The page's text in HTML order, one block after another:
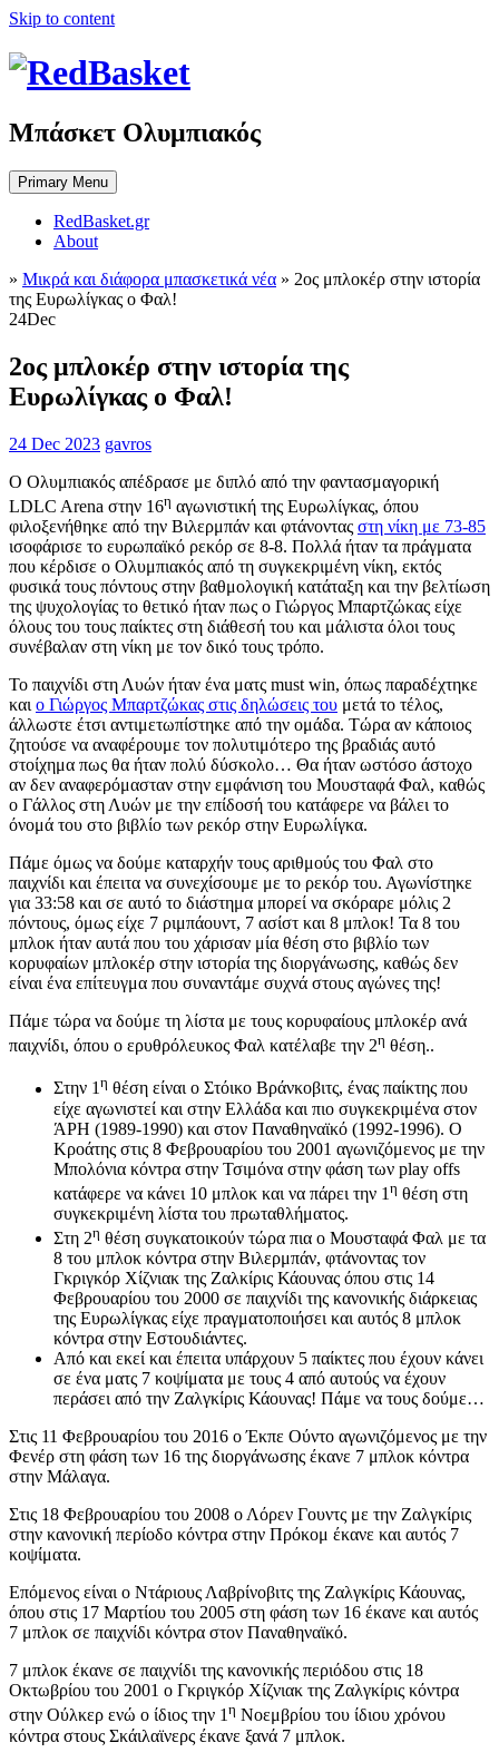
Skip to content
Μπάσκετ Ολυμπιακός
Primary Menu
RedBasket.gr
About
» Μικρά και διάφορα μπασκετικά νέα » 2ος μπλοκέρ στην ιστορία
της Ευρωλίγκας ο Φαλ!
24Dec
2ος μπλοκέρ στην ιστορία της
Ευρωλίγκας ο Φαλ!
24 Dec 2023 gavros
Ο Ολυμπιακός απέδρασε με διπλό από την φαντασμαγορική
LDLC Arena στην 16η αγωνιστική της Ευρωλίγκας, όπου
φιλοξενήθηκε από την Βιλερμπάν και φτάνοντας στη νίκη με 73-85
ισοφάρισε το ευρωπαϊκό ρεκόρ σε 8-8. Πολλά ήταν τα πράγματα
που κέρδισε ο Ολυμπιακός από τη συγκεκριμένη νίκη, εκτός
φυσικά τους πόντους στην βαθμολογική κατάταξη και την βελτίωση
της ψυχολογίας το θετικό ήταν πως ο Γιώργος Μπαρτζώκας είχε
όλους του τους παίκτες στη διάθεσή του και μάλιστα όλοι τους
συνέβαλαν στη νίκη με τον δικό τους τρόπο.
Το παιχνίδι στη Λυών ήταν ένα ματς must win, όπως παραδέχτηκε
και ο Γιώργος Μπαρτζώκας στις δηλώσεις του μετά το τέλος,
άλλωστε έτσι αντιμετωπίστηκε από την ομάδα. Τώρα αν κάποιος
ζητούσε να αναφέρουμε τον πολυτιμότερο της βραδιάς αυτό
στοίχημα πως θα ήταν πολύ δύσκολο… Θα ήταν ωστόσο άστοχο
αν δεν αναφερόμασταν στην εμφάνιση του Μουσταφά Φαλ, καθώς
ο Γάλλος στη Λυών με την επίδοσή του κατάφερε να βάλει το
όνομά του στο βιβλίο των ρεκόρ στην Ευρωλίγκα.
Πάμε όμως να δούμε καταρχήν τους αριθμούς του Φαλ στο
παιχνίδι και έπειτα να συνεχίσουμε με το ρεκόρ του. Αγωνίστηκε
για 33:58 και σε αυτό το διάστημα μπορεί να σκόραρε μόλις 2
πόντους, όμως είχε 7 ριμπάουντ, 7 ασίστ και 8 μπλοκ! Τα 8 του
μπλοκ ήταν αυτά που του χάρισαν μία θέση στο βιβλίο των
κορυφαίων μπλοκέρ στην ιστορία της διοργάνωσης, καθώς δεν
είναι ένα επίτευγμα που συναντάμε συχνά στους αγώνες της!
Πάμε τώρα να δούμε τη λίστα με τους κορυφαίους μπλοκέρ ανά
παιχνίδι, όπου ο ερυθρόλευκος Φαλ κατέλαβε την 2η θέση..
Στην 1η θέση είναι ο Στόικο Βράνκοβιτς, ένας παίκτης που
είχε αγωνιστεί και στην Ελλάδα και πιο συγκεκριμένα στον
ΆΡΗ (1989-1990) και στον Παναθηναϊκό (1992-1996). Ο
Κροάτης στις 8 Φεβρουαρίου του 2001 αγωνιζόμενος με την
Μπολόνια κόντρα στην Τσιμόνα στην φάση των play offs
κατάφερε να κάνει 10 μπλοκ και να πάρει την 1 η θέση στη
συγκεκριμένη λίστα του πρωταθλήματος.
Στη 2η θέση συγκατοικούν τώρα πια ο Μουσταφά Φαλ με τα
8 του μπλοκ κόντρα στην Βιλερμπάν, φτάνοντας τον
Γκριγκόρ Χίζνιακ της Ζαλκίρις Κάουνας όπου στις 14
Φεβρουαρίου του 2000 σε παιχνίδι της κανονικής διάρκειας
της Ευρωλίγκας είχε πραγματοποιήσει και αυτός 8 μπλοκ
κόντρα στην Εστουδιάντες.
Από και εκεί και έπειτα υπάρχουν 5 παίκτες που έχουν κάνει
σε ένα ματς 7 κοψίματα με τους 4 από αυτούς να έχουν
περάσει από την Ζαλγκίρις Κάουνας! Πάμε να τους δούμε…
Στις 11 Φεβρουαρίου του 2016 ο Έκπε Ούντο αγωνιζόμενος με την
Φενέρ στη φάση των 16 της διοργάνωσης έκανε 7 μπλοκ κόντρα
στην Μάλαγα.
Στις 18 Φεβρουαρίου του 2008 ο Λόρεν Γουντς με την Ζαλγκίρις
στην κανονική περίοδο κόντρα στην Πρόκομ έκανε και αυτός 7
κοψίματα.
Επόμενος είναι ο Ντάριους Λαβρίνοβιτς της Ζαλγκίρις Κάουνας,
όπου στις 17 Μαρτίου του 2005 στη φάση των 16 έκανε και αυτός
7 μπλοκ σε παιχνίδι κόντρα στον Παναθηναϊκό.
7 μπλοκ έκανε σε παιχνίδι της κανονικής περιόδου στις 18
Οκτωβρίου του 2001 ο Γκριγκόρ Χίζνιακ της Ζαλγκίρις κόντρα
στην Ούλκερ ενώ ο ίδιος την 1η Νοεμβρίου του ίδιου χρόνου
κόντρα στους Σκάιλαϊνερς έκανε ξανά 7 μπλοκ.